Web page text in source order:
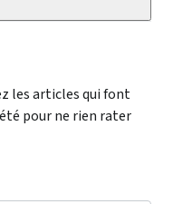
les articles qui font
pour ne rien rater